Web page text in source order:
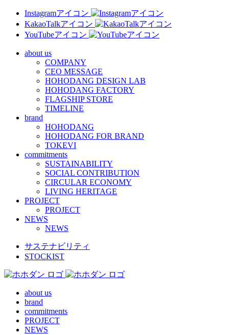
Instagramアイコン
KakaoTalkアイコン
YouTubeアイコン
about us
COMPANY
CEO MESSAGE
HOHODANG DESIGN LAB
HOHODANG FACTORY
FLAGSHIP STORE
TIMELINE
brand
HOHODANG
HOHODANG FOR BRAND
TOKEVI
commitments
SUSTAINABILITY
SOCIAL CONTRIBUTION
CIRCULAR ECONOMY
LIVING HERITAGE
PROJECT
PROJECT
NEWS
NEWS
サステナビリティ
STOCKIST
about us
brand
commitments
PROJECT
NEWS